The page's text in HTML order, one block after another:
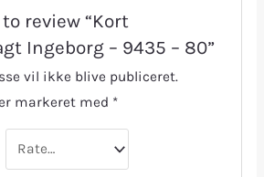
review “Kort
Ingeborg – 9435 – 80”
vil ikke blive publiceret.
markeret med *